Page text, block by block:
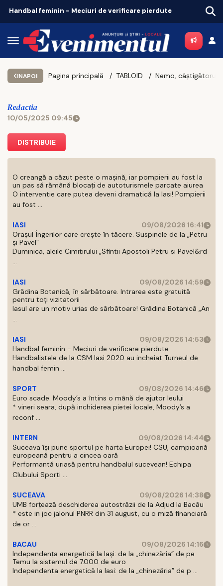
- Meciuri de verificare pierdute Euro scade.
INAPOI Pagina principală TABLOID
Redactia
10/05/2025 09:45
DISTRIBUIE
O creangă a căzut peste o mașină, iar pompierii au fost la
un pas să rămână blocați de autoturismele parcate aiurea
O interventie care putea deveni dramatică la Iasi! Pompierii
au fost ...
IASI
09/08/2026 16:41
Orașul Îngerilor care crește în tăcere. Suspinele de la „Petru
și Pavel”
Duminica, aleile Cimitirului „Sfintii Apostoli Petru si Pavel&rd
...
IASI
09/08/2026 14:59
Grădina Botanică, în sărbătoare. Intrarea este gratuită
pentru toți vizitatorii
Iasul are un motiv urias de sărbătoare! Grădina Botanică „An
...
IASI
09/08/2026 14:53
Handbal feminin - Meciuri de verificare pierdute
Handbalistele de la CSM Iasi 2020 au incheiat Turneul de
handbal femin ...
SPORT
09/08/2026 14:46
Euro scade. Moody’s a întins o mână de ajutor leului
* vineri seara, după inchiderea pietei locale, Moody’s a
reconf ...
INTERN
09/08/2026 14:44
Suceava își pune sportul pe harta Europei! CSU, campioană
europeană pentru a cincea oară
Performantă uriasă pentru handbalul sucevean! Echipa
Clubului Sporti ...
SUCEAVA
09/08/2026 14:38
UMB forțează deschiderea autostrăzii de la Adjud la Bacău
* este in joc jalonul PNRR din 31 august, cu o miză financiară
de or ...
BACAU
09/08/2026 14:16
Independența energetică la Iași: de la „chinezăria” de pe
Temu la sistemul de 7.000 de euro
Independenta energetică la Iasi: de la „chinezăria” de p ...